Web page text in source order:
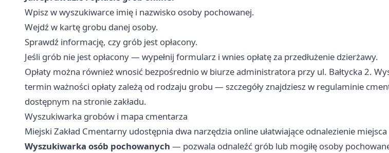
Wpisz w wyszukiwarce imię i nazwisko osoby pochowanej.
Wejdź w kartę grobu danej osoby.
Sprawdź informację, czy grób jest opłacony.
Jeśli grób nie jest opłacony — wypełnij formularz i wnies opłatę za przedłużenie dzierżawy.
Opłaty można również wnosić bezpośrednio w biurze administratora przy ul. Bałtycka 2.
termin ważności opłaty zależą od rodzaju grobu — szczegóły znajdziesz w regulaminie
dostępnym na stronie zakładu.
Wyszukiwarka grobów i mapa cmentarza
Miejski Zakład Cmentarny udostępnia dwa narzędzia online ułatwiające odnalezienie
Wyszukiwarka osób pochowanych — pozwala odnaleźć grób lub mogiłę osoby